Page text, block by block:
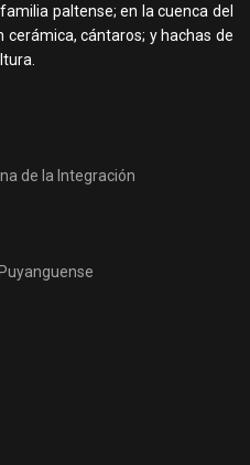
paltense; en la cuenca del
cántaros; y hachas de
de la Integración